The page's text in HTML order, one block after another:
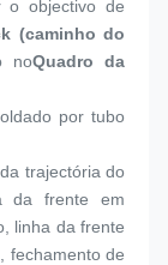
o objectivo de
(caminho do
noQuadro da
por tubo
trajectória do
da frente em
linha da frente
fechamento de